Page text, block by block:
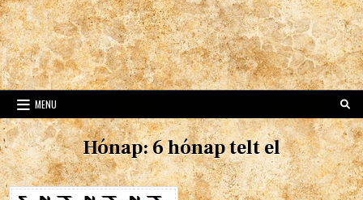
MENU
Hónap:6 hónap telt el